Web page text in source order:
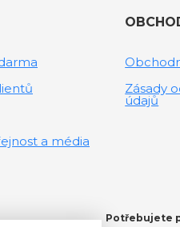
a média
Zásady
údajů
Potřebujete